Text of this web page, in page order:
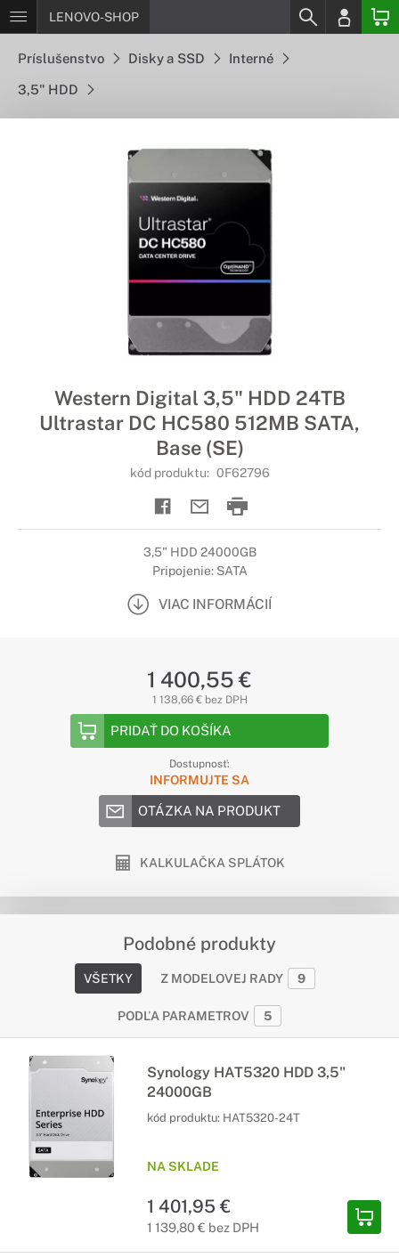
LENOVO-SHOP
Príslušenstvo Disky a SSD Interné
3,5" HDD
Western Digital 3,5" HDD 24TB
Ultrastar DC HC580 512MB SATA,
Base (SE)
kód produktu: 0F62796
3,5" HDD 24000GB
Pripojenie: SATA
VIAC INFORMÁCIÍ
1 400,55 €
1 138,66 € bez DPH
PRIDAŤ DO KOŠÍKA
Dostupnosť:
INFORMUJTE SA
OTÁZKA NA PRODUKT
KALKULAČKA SPLÁTOK
Podobné produkty
VŠETKY Z MODELOVEJ RADY 9
PODĽA PARAMETROV 5
Synology HAT5320 HDD 3,5"
24000GB
kód produktu: HAT5320-24T
NA SKLADE
1 401,95 €
1 139,80 € bez DPH